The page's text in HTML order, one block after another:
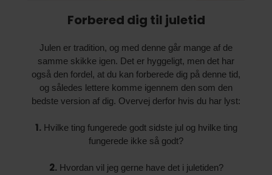
Forbered dig til juletid
Julen er tradition, og med denne går mange af de
samme skikke igen. Det er hyggeligt, men det har
også den fordel, at du kan forberede dig på denne tid,
og således lettere komme igennem den som den
bedste version af dig. Overvej derfor hvis du har lyst:
1.Hvilke ting fungerede godt sidste jul og hvilke ting
fungerede ikke så godt?
2.Hvordan vil jeg gerne have det i juletiden?